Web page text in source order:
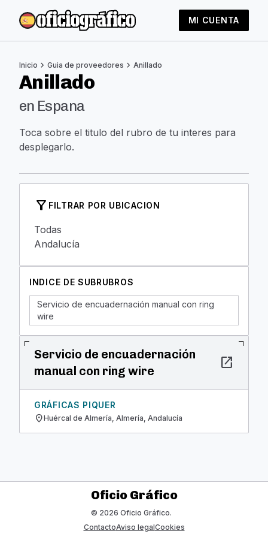
MI CUENTA
Inicio chevron_right Guia de proveedores chevron_right Anillado
Anillado
en Espana
Toca sobre el titulo del rubro de tu interes para
desplegarlo.
filter_alt FILTRAR POR UBICACION
Todas
Andalucía
INDICE DE SUBRUBROS
Servicio de encuadernación manual con ring
wire
Servicio de encuadernación
manual con ring wire
open_in_new
GRÁFICAS PIQUER
location_onHuércal de Almería, Almería, Andalucía
Oficio Gráfico
© 2026 Oficio Gráfico.
ContactoAviso legalCookies